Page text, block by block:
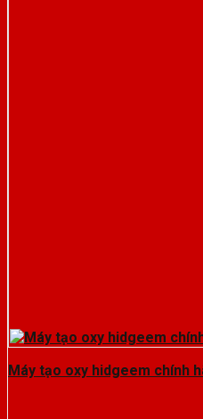
Máy tạo oxy hidgeem chính